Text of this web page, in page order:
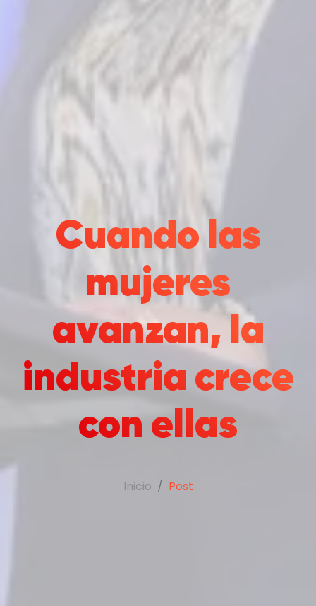
Cuando las
mujeres
avanzan, la
industria crece
con ellas
Inicio Post